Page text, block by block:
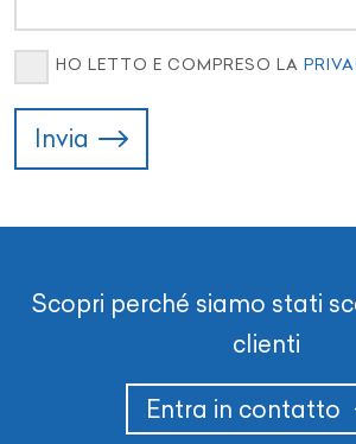
HO LETTO E COMPRESO LA
Invia
Scopri perché siamo stati
clienti
Entra in contatto